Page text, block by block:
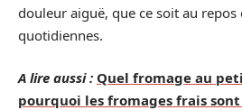
douleur aiguë, que ce soit au repos
quotidiennes.
A lire aussi : Quel fromage au
pourquoi les fromages frais sont